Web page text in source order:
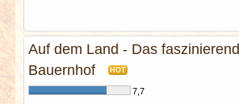
Auf dem Land - Das
Bauernhof
HOT
7,7